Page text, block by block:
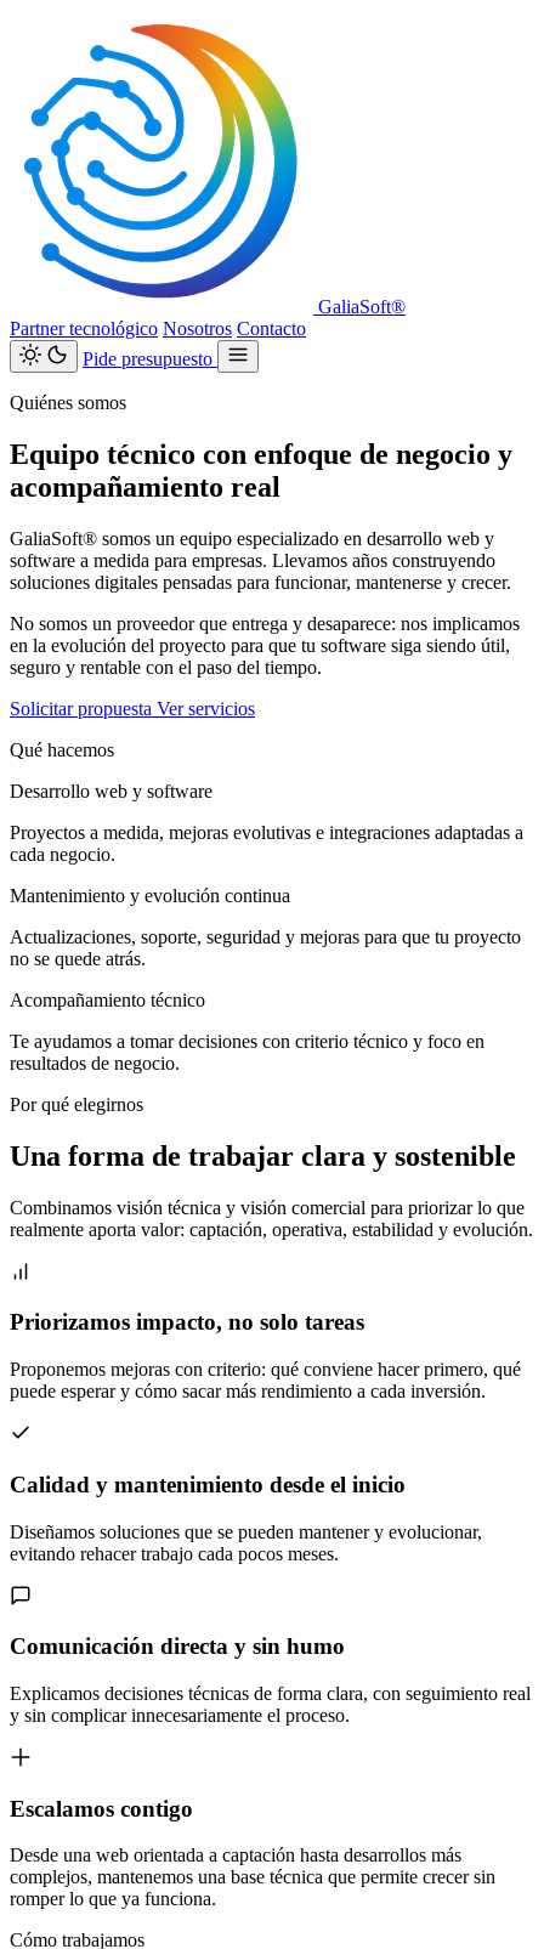
GaliaSoft®
Partner tecnológico Nosotros Contacto
Pide presupuesto
Quiénes somos
Equipo técnico con enfoque de negocio y
acompañamiento real
GaliaSoft® somos un equipo especializado en desarrollo web y
software a medida para empresas. Llevamos años construyendo
soluciones digitales pensadas para funcionar, mantenerse y crecer.
No somos un proveedor que entrega y desaparece: nos implicamos
en la evolución del proyecto para que tu software siga siendo útil,
seguro y rentable con el paso del tiempo.
Solicitar propuesta Ver servicios
Qué hacemos
Desarrollo web y software
Proyectos a medida, mejoras evolutivas e integraciones adaptadas a
cada negocio.
Mantenimiento y evolución continua
Actualizaciones, soporte, seguridad y mejoras para que tu proyecto
no se quede atrás.
Acompañamiento técnico
Te ayudamos a tomar decisiones con criterio técnico y foco en
resultados de negocio.
Por qué elegirnos
Una forma de trabajar clara y sostenible
Combinamos visión técnica y visión comercial para priorizar lo que
realmente aporta valor: captación, operativa, estabilidad y evolución.
Priorizamos impacto, no solo tareas
Proponemos mejoras con criterio: qué conviene hacer primero, qué
puede esperar y cómo sacar más rendimiento a cada inversión.
Calidad y mantenimiento desde el inicio
Diseñamos soluciones que se pueden mantener y evolucionar,
evitando rehacer trabajo cada pocos meses.
Comunicación directa y sin humo
Explicamos decisiones técnicas de forma clara, con seguimiento real
y sin complicar innecesariamente el proceso.
Escalamos contigo
Desde una web orientada a captación hasta desarrollos más
complejos, mantenemos una base técnica que permite crecer sin
romper lo que ya funciona.
Cómo trabajamos